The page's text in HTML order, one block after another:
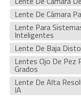
hasta redes
supervisar la
real. En estas
vigilancia Desempeña
determinar la
información visual.
nitidez de la imagen,
factores que afectan
Lente De Cámara
Lente Para
Inteligentes
Lente De Baja
Lentes Ojo De Pez
Grados
Lente De Alta
IA